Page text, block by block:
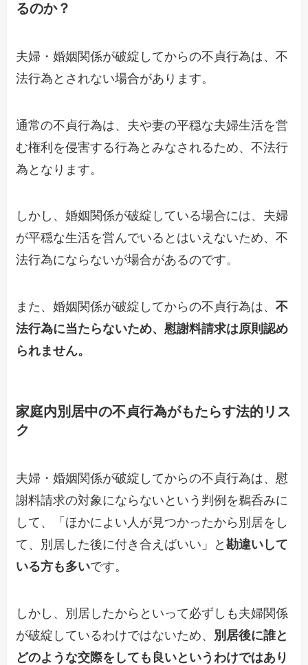
るのか？
夫婦・婚姻関係が破綻してからの不貞行為は、不
法行為とされない場合があります。
通常の不貞行為は、夫や妻の平穏な夫婦生活を営
む権利を侵害する行為とみなされるため、不法行
為となります。
しかし、婚姻関係が破綻している場合には、夫婦
が平穏な生活を営んでいるとはいえないため、不
法行為にならないが場合があるのです。
また、婚姻関係が破綻してからの不貞行為は、不
法行為に当たらないため、慰謝料請求は原則認め
られません。
家庭内別居中の不貞行為がもたらす法的リス
ク
夫婦・婚姻関係が破綻してからの不貞行為は、慰
謝料請求の対象にならないという判例を鵜呑みに
して、「ほかによい人が見つかったから別居をし
て、別居した後に付き合えばいい」と勘違いして
いる方も多いです。
しかし、別居したからといって必ずしも夫婦関係
が破綻しているわけではないため、 別居後に誰と
どのような交際をしても良いというわけではあり